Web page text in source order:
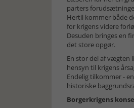
parters
Hertil kommer både
for krigens videre
Desuden bringes en
det store opgør.
En stor del af vægten
hensyn til krigens
Endelig tilkommer -
historiske
Borgerkrigens